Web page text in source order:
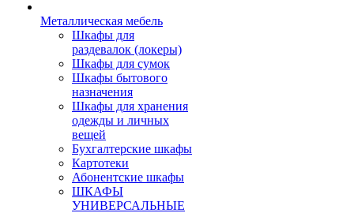
Металлическая мебель
Шкафы для
раздевалок (локеры)
Шкафы для сумок
Шкафы бытового
назначения
Шкафы для хранения
одежды и личных
вещей
Бухгалтерские шкафы
Картотеки
Абонентские шкафы
ШКАФЫ
УНИВЕРСАЛЬНЫЕ